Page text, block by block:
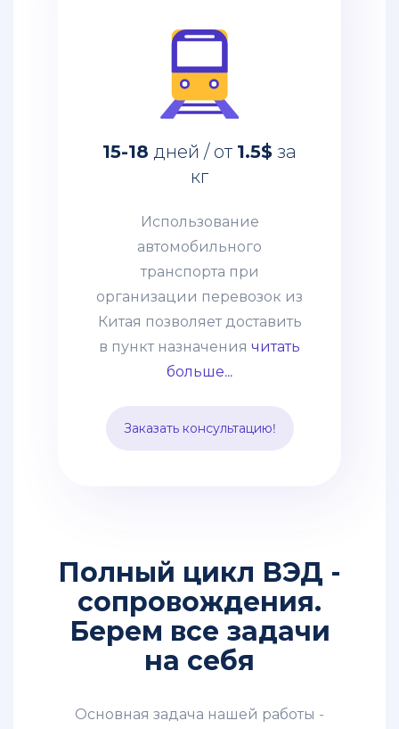
15-18 дней / от 1.5$ за
кг
Использование
автомобильного
транспорта при
организации перевозок из
Китая позволяет доставить
в пункт назначения читать
больше...
Заказать консультацию!
дней / от
кг
Использование
транспорта при
организации перевозок из
в пункт назначения
абсолютно любые товары:
негабаритные грузы,
оборудование, технику.
Часто применяется
практика сборных грузов,
что позволяет сократить
транспортные расходы.
Полный цикл ВЭД -
сопровождения.
Берем все задачи
на себя
Основная задача нашей работы -